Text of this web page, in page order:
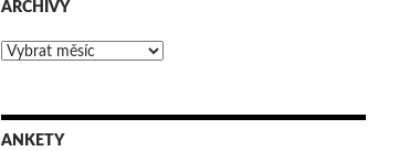
ARCHIVY
Archivy
ANKETY